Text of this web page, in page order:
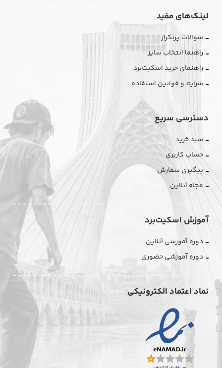
لینک‌های مفید
سوالات پرتکرار
راهنما انتخاب سایز
راهنمای خرید اسکیت‌برد
شرایط و قوانین استفاده
دسترسی سریع
سبد خرید
حساب کاربری
پیگیری سفارش
مجله آنلاین
آموزش اسکیت‌برد
دوره آموزشی آنلاین
دوره آموزشی حضوری
نماد اعتماد الکترونیکی